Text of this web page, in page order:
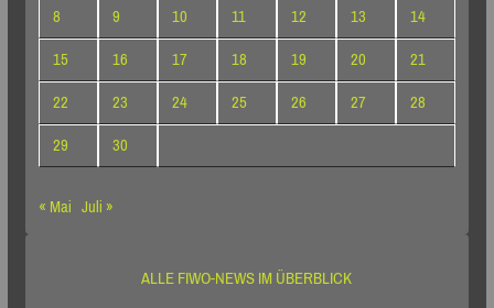
8
9 10 11 12 13
14
15
16 17 18 19 20
21
22
23 24 25 26 27
28
29
30
« Mai Juli »
ALLE FIWO-NEWS IM ÜBERBLICK